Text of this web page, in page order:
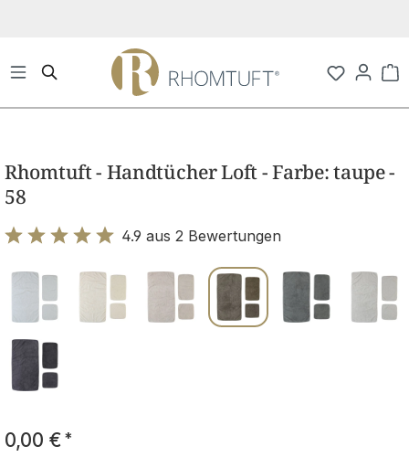
Rhomtuft - Handtücher Loft - Farbe: taupe -
58
4.9 aus 2 Bewertungen
0,00 € *